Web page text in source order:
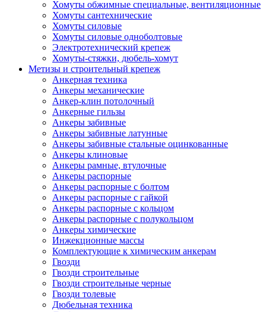
Хомуты обжимные специальные, вентиляционные
Хомуты сантехнические
Хомуты силовые
Хомуты силовые одноболтовые
Электротехнический крепеж
Хомуты-стяжки, дюбель-хомут
Метизы и строительный крепеж
Анкерная техника
Анкеры механические
Анкер-клин потолочный
Анкерные гильзы
Анкеры забивные
Анкеры забивные латунные
Анкеры забивные стальные оцинкованные
Анкеры клиновые
Анкеры рамные, втулочные
Анкеры распорные
Анкеры распорные с болтом
Анкеры распорные с гайкой
Анкеры распорные с кольцом
Анкеры распорные с полукольцом
Анкеры химические
Инжекционные массы
Комплектующие к химическим анкерам
Гвозди
Гвозди строительные
Гвозди строительные черные
Гвозди толевые
Дюбельная техника